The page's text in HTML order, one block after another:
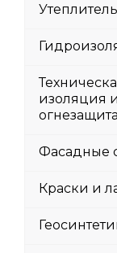
Утеплитель
изоляция и
огнезащита
Фасадные
Краски и